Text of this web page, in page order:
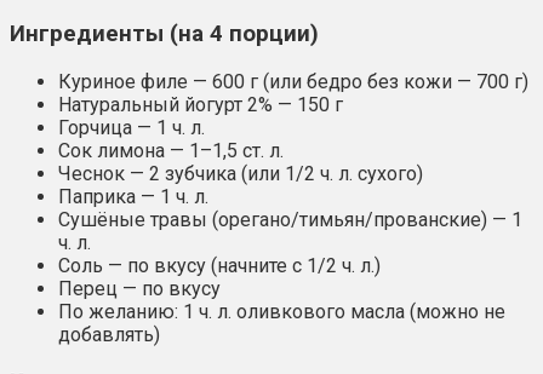
Ингредиенты (на 4 порции)
Куриное филе — 600 г (или бедро без кожи — 700 г)
Натуральный йогурт 2% — 150 г
Горчица — 1 ч. л.
Сок лимона — 1–1,5 ст. л.
Чеснок — 2 зубчика (или 1/2 ч. л. сухого)
Паприка — 1 ч. л.
Сушёные травы (орегано/тимьян/прованские) — 1
ч. л.
Соль — по вкусу (начните с 1/2 ч. л.)
Перец — по вкусу
По желанию: 1 ч. л. оливкового масла (можно не
добавлять)